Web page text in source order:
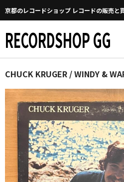
京都のレコードショップ レコードの販売と
RECORDSHOP GG
Home
マイページ
GGについて
買取について
取り置きなどについて
Categories
CHUCK KRUGER / WINDY &